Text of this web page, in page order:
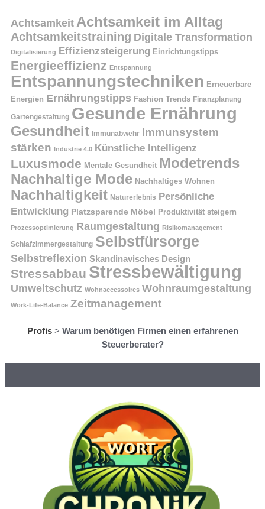
Achtsamkeit Achtsamkeit im Alltag
Achtsamkeitstraining Digitale Transformation
Digitalisierung Effizienzsteigerung Einrichtungstipps
Energieeffizienz Entspannung
Entspannungstechniken Erneuerbare
Energien Ernährungstipps Fashion Trends Finanzplanung
Gartengestaltung Gesunde Ernährung
Gesundheit Immunabwehr Immunsystem
stärken Industrie 4.0 Künstliche Intelligenz
Luxusmode Mentale Gesundheit Modetrends
Nachhaltige Mode Nachhaltiges Wohnen
Nachhaltigkeit Naturerlebnis Persönliche
Entwicklung Platzsparende Möbel Produktivität steigern
Prozessoptimierung Raumgestaltung Risikomanagement
Schlafzimmergestaltung Selbstfürsorge
Selbstreflexion Skandinavisches Design
Stressabbau Stressbewältigung
Umweltschutz Wohnaccessoires Wohnraumgestaltung
Work-Life-Balance Zeitmanagement
Profis> Warum benötigen Firmen einen erfahrenen
Steuerberater?